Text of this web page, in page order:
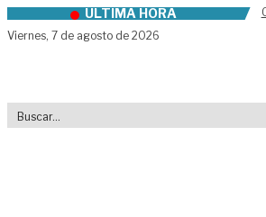
Skip to contentÚLTIMA HORA
Viernes, 7 de agosto de 2026